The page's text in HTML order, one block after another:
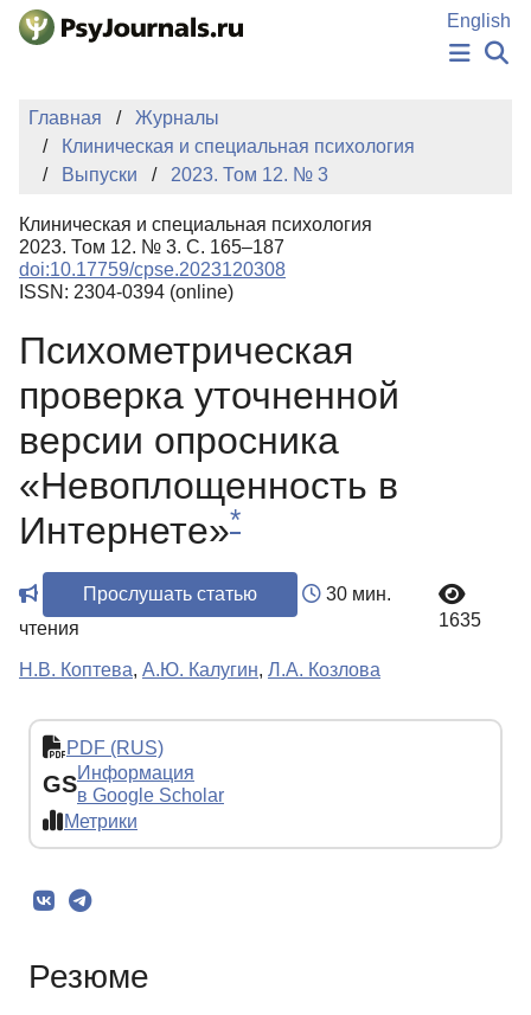
Перейти к основному содержанию
English
НОВОСТИ
АВТОРЫ
КЛЮЧЕВЫЕ СЛОВА
Регистрация
Главная
Журналы
Клиническая и специальная психология
Выпуски
2023. Том 12. № 3
Клиническая и специальная психология
2023. Том 12. № 3. С. 165–187
doi:10.17759/cpse.2023120308
ISSN: 2304-0394 (online)
Психометрическая
проверка уточненной
версии опросника
«Невоплощенность в
Интернете»*
Прослушать статью
30 мин.
чтения
1635
Н.В. Коптева, А.Ю. Калугин, Л.А. Козлова
PDF (RUS)
GSИнформация
в Google Scholar
Метрики
Резюме